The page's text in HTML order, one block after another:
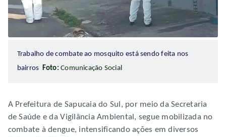
Trabalho de combate ao mosquito está sendo feita nos
bairros Foto: Comunicação Social
A Prefeitura de Sapucaia do Sul, por meio da Secretaria
de Saúde e da Vigilância Ambiental, segue mobilizada no
combate à dengue, intensificando ações em diversos